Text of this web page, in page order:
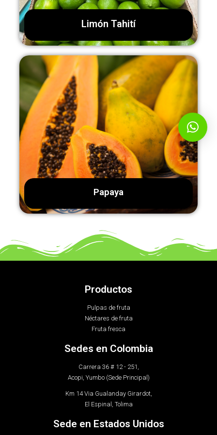
Limón Tahití
Papaya
Productos
Pulpas de fruta
Néctares de fruta
Fruta fresca
Sedes en Colombia
Carrera 36 # 12 - 251,
Acopi, Yumbo (Sede Principal)
Km 14 Via Gualanday Girardot,
El Espinal, Tolima
Sede en Estados Unidos